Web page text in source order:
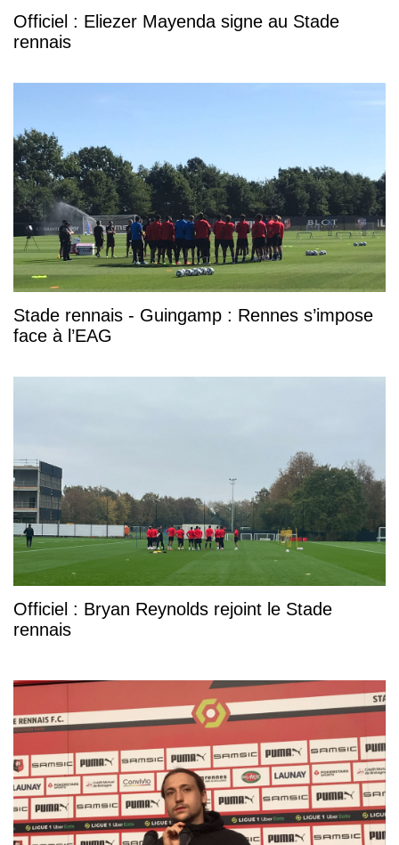
Officiel : Eliezer Mayenda signe au Stade
rennais
Stade rennais - Guingamp : Rennes s’impose
face à l’EAG
Officiel : Bryan Reynolds rejoint le Stade
rennais